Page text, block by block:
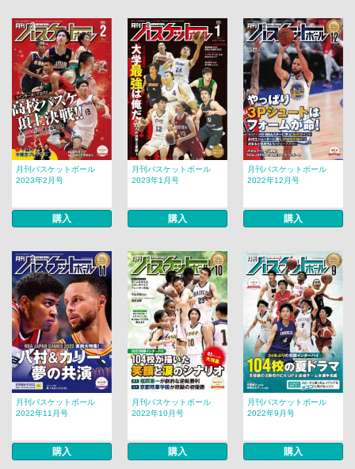
月刊バスケットボール
2023年2月号
購入
月刊バスケットボール
2023年1月号
購入
月刊バスケットボール
2022年12月号
購入
月刊バスケットボール
2022年11月号
購入
月刊バスケットボール
2022年10月号
購入
月刊バスケットボール
2022年9月号
購入